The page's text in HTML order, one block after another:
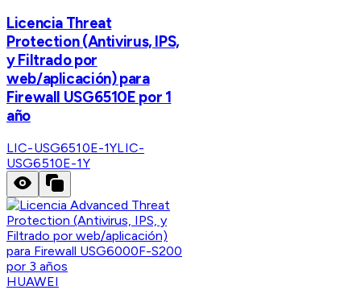
Licencia Threat
Protection (Antivirus, IPS,
y Filtrado por
web/aplicación) para
Firewall USG6510E por 1
año
LIC-USG6510E-1YLIC-
USG6510E-1Y
HUAWEI